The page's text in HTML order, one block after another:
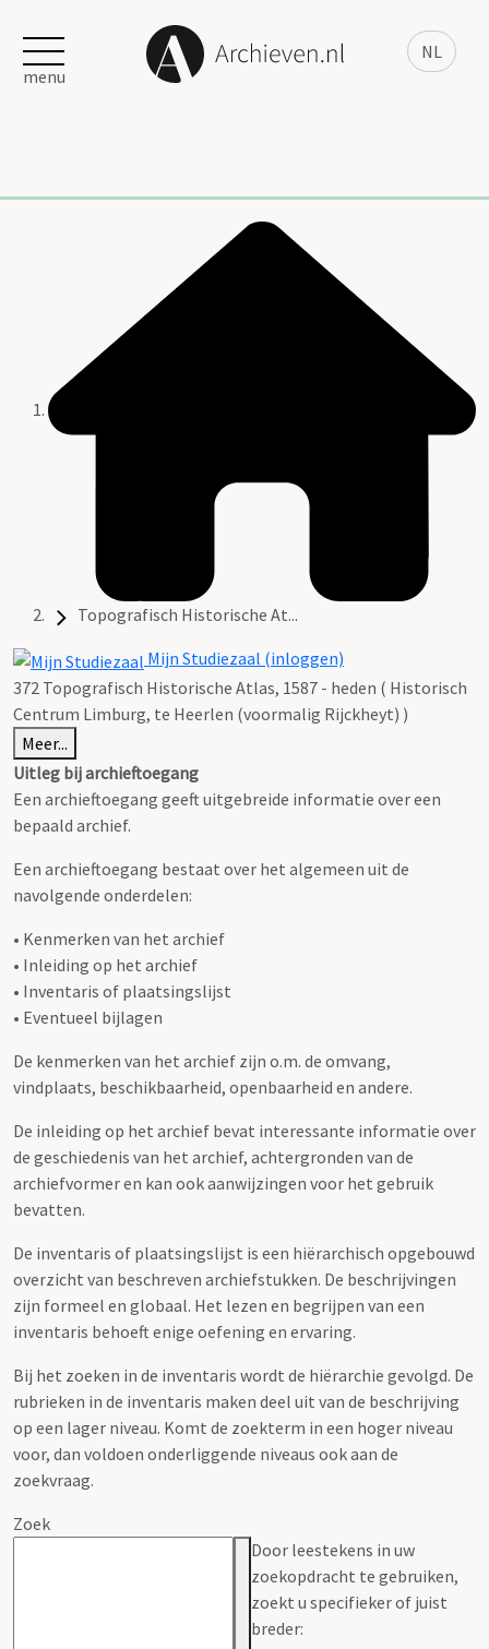
NL
menu
Topografisch Historische At...
Mijn Studiezaal (inloggen)
372 Topografisch Historische Atlas, 1587 - heden ( Historisch
Centrum Limburg, te Heerlen (voormalig Rijckheyt) )
Meer...
Uitleg bij archieftoegang
Een archieftoegang geeft uitgebreide informatie over een
bepaald archief.
Een archieftoegang bestaat over het algemeen uit de
navolgende onderdelen:
• Kenmerken van het archief
• Inleiding op het archief
• Inventaris of plaatsingslijst
• Eventueel bijlagen
De kenmerken van het archief zijn o.m. de omvang,
vindplaats, beschikbaarheid, openbaarheid en andere.
De inleiding op het archief bevat interessante informatie over
de geschiedenis van het archief, achtergronden van de
archiefvormer en kan ook aanwijzingen voor het gebruik
bevatten.
De inventaris of plaatsingslijst is een hiërarchisch opgebouwd
overzicht van beschreven archiefstukken. De beschrijvingen
zijn formeel en globaal. Het lezen en begrijpen van een
inventaris behoeft enige oefening en ervaring.
Bij het zoeken in de inventaris wordt de hiërarchie gevolgd. De
rubrieken in de inventaris maken deel uit van de beschrijving
op een lager niveau. Komt de zoekterm in een hoger niveau
voor, dan voldoen onderliggende niveaus ook aan de
zoekvraag.
Zoek
Door leestekens in uw
zoekopdracht te gebruiken,
zoekt u specifieker of juist
breder: